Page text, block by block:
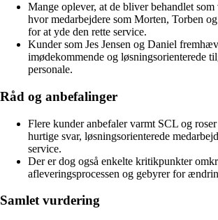
Mange oplever, at de bliver behandlet
hvor medarbejdere som Morten, Torben
for at yde den rette service.
Kunder som Jes Jensen og Daniel
imødekommende og løsningsorienterede
personale.
Råd og anbefalinger
Flere kunder anbefaler varmt SCL og
hurtige svar, løsningsorienterede
service.
Der er dog også enkelte kritikpunkter
afleveringsprocessen og gebyrer for
Samlet vurdering